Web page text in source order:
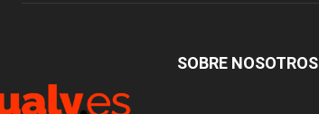
SOBRE NOSOTROS